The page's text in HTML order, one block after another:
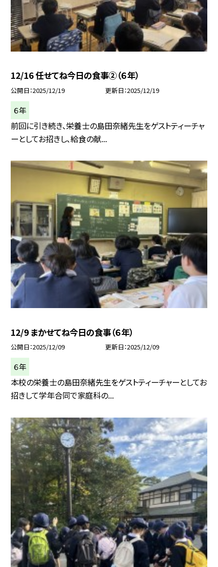
12/16 任せてね今日の食事②（６年）
公開日 2025/12/19 更新日 2025/12/19
６年
前回に引き続き、栄養士の島田奈緒先生をゲストティーチャ
ーとしてお招きし、給食の献...
12/9 まかせてね今日の食事（６年）
公開日 2025/12/09 更新日 2025/12/09
６年
本校の栄養士の島田奈緒先生をゲストティーチャーとしてお
招きして学年合同で家庭科の...